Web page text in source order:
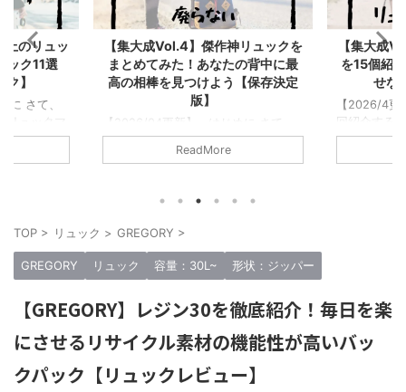
のリュッ
ック11選
】
さて、
て約6年に
ろんすべ
はないだろ
気に入った
きな気持ち
【集大成Vol.4】傑作神リュックを
まとめてみた！あなたの背中に最
高の相棒を見つけよう【保存決定
版】
【2026/04更新】 はじめに さて、
今回紹介するのは… このリュックマ
ンというブログを始めてから5年以上
記事もあるからそれ以上になる。この
記事では4回目の“僕が傑作だと思った
するのは全部で12個の傑作リュックた
ち “毎日の相棒”をコンセプトにしてる
たい最高のリュックたちだ。 実際に
ているので ...
ReadMore
【集大成
を15個紹
せな
【2026/4
回紹介する
のリュック
ックを紹介
TOP > リュック > GREGORY >
GREGORY リュック 容量：30L~ 形状：ジッパー
【GREGORY】レジン30を徹底紹介！毎日を楽
にさせるリサイクル素材の機能性が高いバッ
クパック【リュックレビュー】